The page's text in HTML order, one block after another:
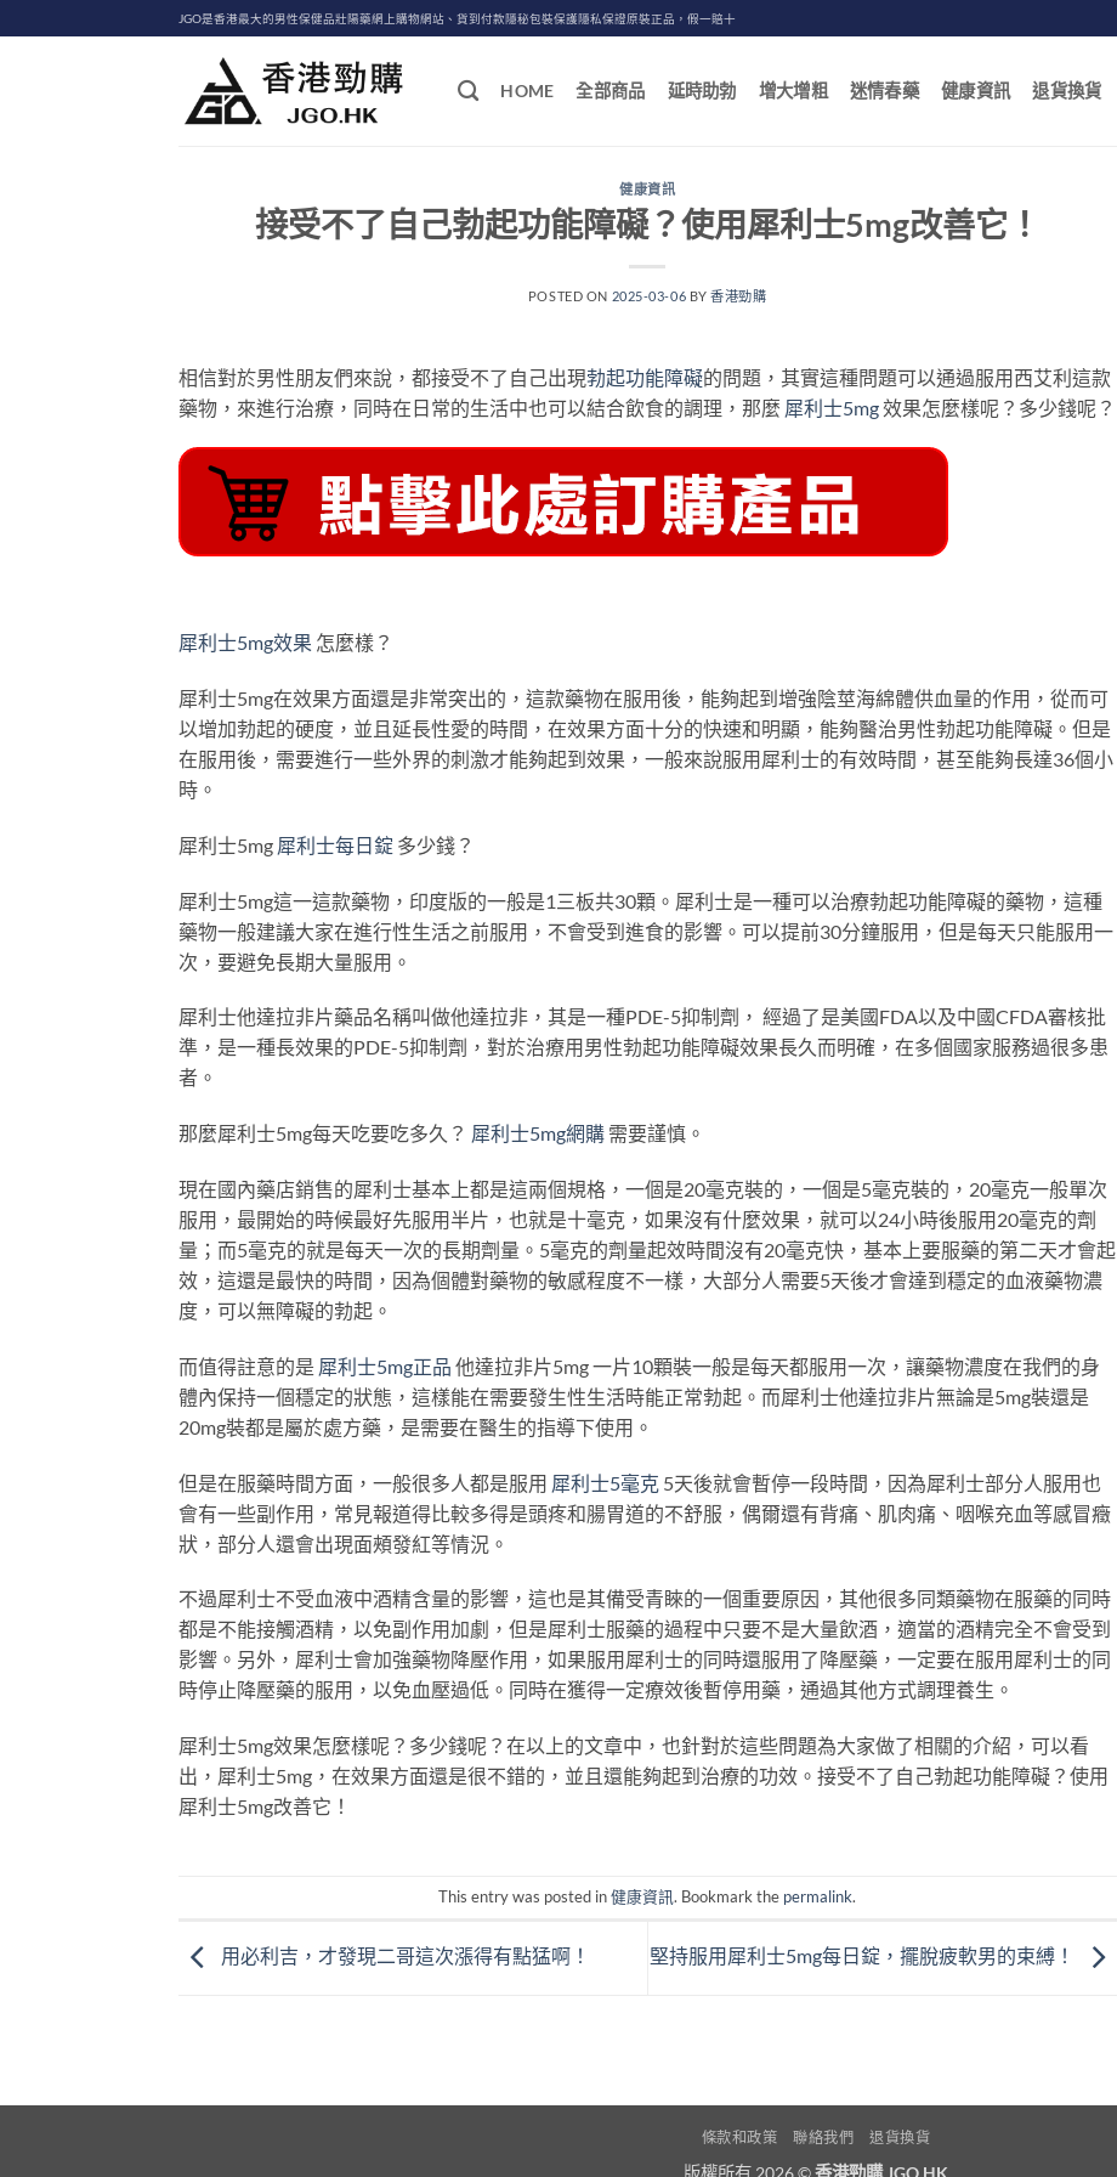
to
JGO是香港最大的男性保健品壯陽藥網上購物網站、貨到付款隱秘包裝保護隱私保證原裝正品，假一賠十
HOME 全部商品 延時助勃 增大增粗 迷情春藥 健康資訊 退貨換貨
健康資訊
接受不了自己勃起功能障礙？使用犀利士5mg改善它！
POSTED ON 2025-03-06 BY香港勁購
相信對於男性朋友們來說，都接受不了自己出現勃起功能障礙的問題，其實這種問題可以通過服用西艾利這款
藥物，來進行治療，同時在日常的生活中也可以結合飲食的調理，那麼 犀利士5mg 效果怎麼樣呢？多少錢呢？
犀利士5mg效果 怎麼樣？
犀利士5mg在效果方面還是非常突出的，這款藥物在服用後，能夠起到增強陰莖海綿體供血量的作用，從而可
以增加勃起的硬度，並且延長性愛的時間，在效果方面十分的快速和明顯，能夠醫治男性勃起功能障礙。但是
在服用後，需要進行一些外界的刺激才能夠起到效果，一般來說服用犀利士的有效時間，甚至能夠長達36個小
時。
犀利士5mg 犀利士每日錠 多少錢？
犀利士5mg這一這款藥物，印度版的一般是1三板共30顆。犀利士是一種可以治療勃起功能障礙的藥物，這種
藥物一般建議大家在進行性生活之前服用，不會受到進食的影響。可以提前30分鐘服用，但是每天只能服用一
次，要避免長期大量服用。
犀利士他達拉非片藥品名稱叫做他達拉非，其是一種PDE-5抑制劑， 經過了是美國FDA以及中國CFDA審核批
準，是一種長效果的PDE-5抑制劑，對於治療用男性勃起功能障礙效果長久而明確，在多個國家服務過很多患
者。
那麼犀利士5mg每天吃要吃多久？ 犀利士5mg網購 需要謹慎。
現在國內藥店銷售的犀利士基本上都是這兩個規格，一個是20毫克裝的，一個是5毫克裝的，20毫克一般單次
服用，最開始的時候最好先服用半片，也就是十毫克，如果沒有什麼效果，就可以24小時後服用20毫克的劑
量；而5毫克的就是每天一次的長期劑量。5毫克的劑量起效時間沒有20毫克快，基本上要服藥的第二天才會起
效，這還是最快的時間，因為個體對藥物的敏感程度不一樣，大部分人需要5天後才會達到穩定的血液藥物濃
度，可以無障礙的勃起。
而值得註意的是 犀利士5mg正品 他達拉非片5mg 一片10顆裝一般是每天都服用一次，讓藥物濃度在我們的身
體內保持一個穩定的狀態，這樣能在需要發生性生活時能正常勃起。而犀利士他達拉非片無論是5mg裝還是
20mg裝都是屬於處方藥，是需要在醫生的指導下使用。
但是在服藥時間方面，一般很多人都是服用 犀利士5毫克 5天後就會暫停一段時間，因為犀利士部分人服用也
會有一些副作用，常見報道得比較多得是頭疼和腸胃道的不舒服，偶爾還有背痛、肌肉痛、咽喉充血等感冒癥
狀，部分人還會出現面頰發紅等情況。
不過犀利士不受血液中酒精含量的影響，這也是其備受青睞的一個重要原因，其他很多同類藥物在服藥的同時
都是不能接觸酒精，以免副作用加劇，但是犀利士服藥的過程中只要不是大量飲酒，適當的酒精完全不會受到
影響。另外，犀利士會加強藥物降壓作用，如果服用犀利士的同時還服用了降壓藥，一定要在服用犀利士的同
時停止降壓藥的服用，以免血壓過低。同時在獲得一定療效後暫停用藥，通過其他方式調理養生。
犀利士5mg效果怎麼樣呢？多少錢呢？在以上的文章中，也針對於這些問題為大家做了相關的介紹，可以看
出，犀利士5mg，在效果方面還是很不錯的，並且還能夠起到治療的功效。接受不了自己勃起功能障礙？使用
犀利士5mg改善它！
This entry was posted in健康資訊. Bookmark the permalink.
用必利吉，才發現二哥這次漲得有點猛啊！ 堅持服用犀利士5mg每日錠，擺脫疲軟男的束縛！
條款和政策 聯絡我們 退貨換貨